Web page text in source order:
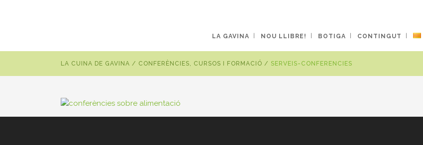
LA GAVINA NOU LLIBRE! BOTIGA CONTINGUT
LA CUINA DE GAVINA / CONFERÈNCIES, CURSOS I FORMACIÓ / SERVEIS-CONFERENCIES